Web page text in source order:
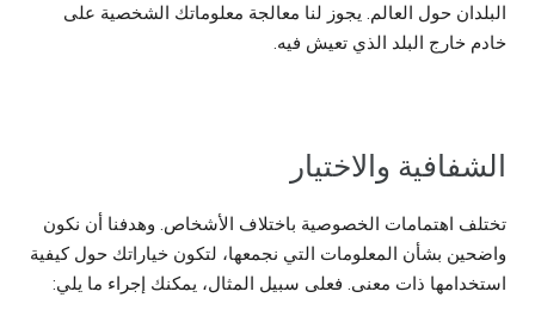
البلدان حول العالم. يجوز لنا معالجة معلوماتك الشخصية على
خادم خارج البلد الذي تعيش فيه.
الشفافية والاختيار
تختلف اهتمامات الخصوصية باختلاف الأشخاص. وهدفنا أن نكون
واضحين بشأن المعلومات التي نجمعها، لتكون خياراتك حول كيفية
استخدامها ذات معنى. فعلى سبيل المثال، يمكنك إجراء ما يلي: